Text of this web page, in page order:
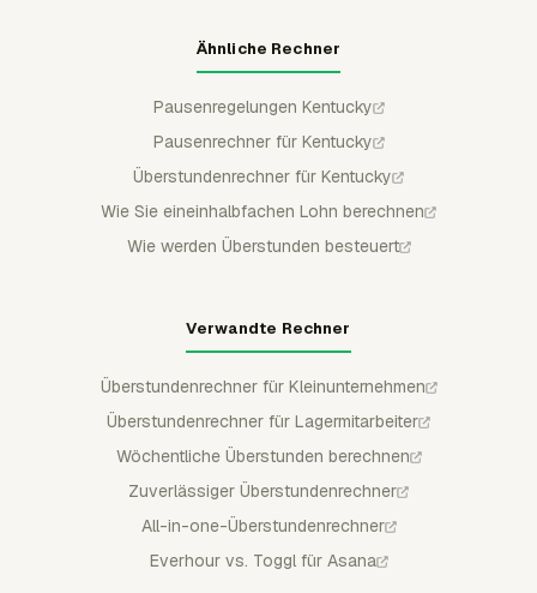
Ähnliche Rechner
Pausenregelungen Kentucky
Pausenrechner für Kentucky
Überstundenrechner für Kentucky
Wie Sie eineinhalbfachen Lohn berechnen
Wie werden Überstunden besteuert
Verwandte Rechner
Überstundenrechner für Kleinunternehmen
Überstundenrechner für Lagermitarbeiter
Wöchentliche Überstunden berechnen
Zuverlässiger Überstundenrechner
All-in-one-Überstundenrechner
Everhour vs. Toggl für Asana